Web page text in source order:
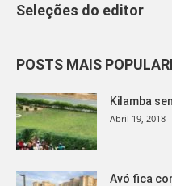
Seleções do editor
POSTS MAIS
Kilamba
Abril 19, 2018
Avó fica